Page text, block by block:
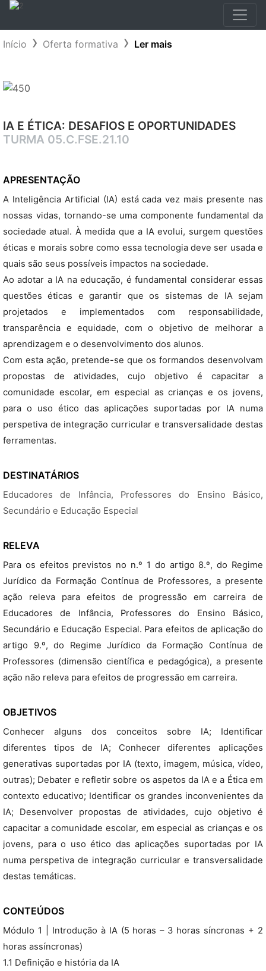
Início Oferta formativa Ler mais
IA E ÉTICA: DESAFIOS E OPORTUNIDADES
TURMA 05.C.FSE.21.10
APRESENTAÇÃO
A Inteligência Artificial (IA) está cada vez mais presente nas
nossas vidas, tornando-se uma componente fundamental da
sociedade atual. À medida que a IA evolui, surgem questões
éticas e morais sobre como essa tecnologia deve ser usada e
quais são seus possíveis impactos na sociedade.
Ao adotar a IA na educação, é fundamental considerar essas
questões éticas e garantir que os sistemas de IA sejam
projetados e implementados com responsabilidade,
transparência e equidade, com o objetivo de melhorar a
aprendizagem e o desenvolvimento dos alunos.
Com esta ação, pretende-se que os formandos desenvolvam
propostas de atividades, cujo objetivo é capacitar a
comunidade escolar, em especial as crianças e os jovens,
para o uso ético das aplicações suportadas por IA numa
perspetiva de integração curricular e transversalidade destas
ferramentas.
DESTINATÁRIOS
Educadores de Infância, Professores do Ensino Básico,
Secundário e Educação Especial
RELEVA
Para os efeitos previstos no n.º 1 do artigo 8.º, do Regime
Jurídico da Formação Contínua de Professores, a presente
ação releva para efeitos de progressão em carreira de
Educadores de Infância, Professores do Ensino Básico,
Secundário e Educação Especial. Para efeitos de aplicação do
artigo 9.º, do Regime Jurídico da Formação Contínua de
Professores (dimensão científica e pedagógica), a presente
ação não releva para efeitos de progressão em carreira.
OBJETIVOS
Conhecer alguns dos conceitos sobre IA; Identificar
diferentes tipos de IA; Conhecer diferentes aplicações
generativas suportadas por IA (texto, imagem, música, vídeo,
outras); Debater e refletir sobre os aspetos da IA e a Ética em
contexto educativo; Identificar os grandes inconvenientes da
IA; Desenvolver propostas de atividades, cujo objetivo é
capacitar a comunidade escolar, em especial as crianças e os
jovens, para o uso ético das aplicações suportadas por IA
numa perspetiva de integração curricular e transversalidade
destas temáticas.
CONTEÚDOS
Módulo 1 | Introdução à IA (5 horas – 3 horas síncronas + 2
horas assíncronas)
1.1 Definição e história da IA